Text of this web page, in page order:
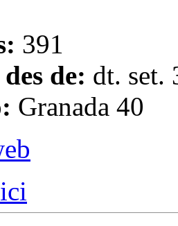
391
de: dt. set.
Granada 40